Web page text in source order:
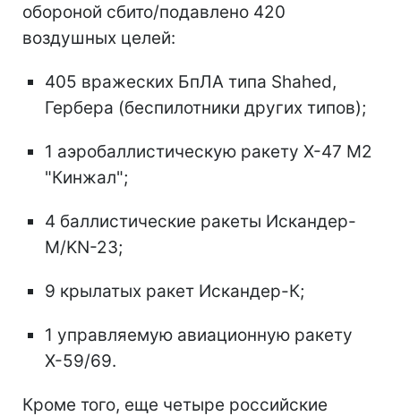
обороной сбито/подавлено 420
воздушных целей:
405 вражеских БпЛА типа Shahed,
Гербера (беспилотники других типов);
1 аэробаллистическую ракету Х-47 М2
"Кинжал";
4 баллистические ракеты Искандер-
М/KN-23;
9 крылатых ракет Искандер-К;
1 управляемую авиационную ракету
Х-59/69.
Кроме того, еще четыре российские